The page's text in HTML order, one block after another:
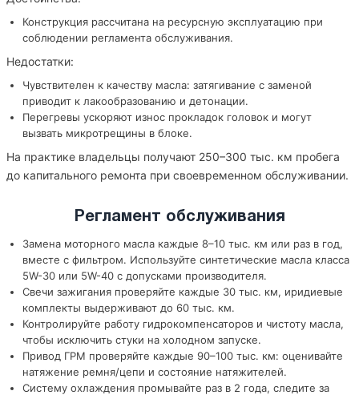
Конструкция рассчитана на ресурсную эксплуатацию при
соблюдении регламента обслуживания.
Недостатки:
Чувствителен к качеству масла: затягивание с заменой
приводит к лакообразованию и детонации.
Перегревы ускоряют износ прокладок головок и могут
вызвать микротрещины в блоке.
На практике владельцы получают 250–300 тыс. км пробега
до капитального ремонта при своевременном обслуживании.
Регламент обслуживания
Замена моторного масла каждые 8–10 тыс. км или раз в год,
вместе с фильтром. Используйте синтетические масла класса
5W-30 или 5W-40 с допусками производителя.
Свечи зажигания проверяйте каждые 30 тыс. км, иридиевые
комплекты выдерживают до 60 тыс. км.
Контролируйте работу гидрокомпенсаторов и чистоту масла,
чтобы исключить стуки на холодном запуске.
Привод ГРМ проверяйте каждые 90–100 тыс. км: оценивайте
натяжение ремня/цепи и состояние натяжителей.
Систему охлаждения промывайте раз в 2 года, следите за